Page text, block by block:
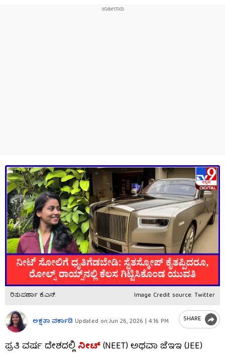
ರಿತುಪರ್ಣಾ ಕೆ.ಎಸ್. Image Credit source: Twitter
ಅಕ್ಷತಾ ವರ್ಕಾಡಿ Updated on:Jun 26, 2026 | 4:16 PM SHARE
ಪ್ರತಿ ವರ್ಷ ದೇಶದಲ್ಲಿನೀಟ್(NEET) ಅಥವಾ ಜೆಇಇ (JEE)